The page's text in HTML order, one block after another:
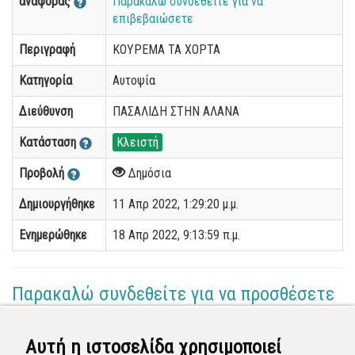
Αυτή η ιστοσελίδα χρησιμοποιεί
επιβεβαιώσετε
Περιγραφή ΚΟΥΡΕΜΑ ΤΑ ΧΟΡΤΑ
Κατηγορία Αυτοψία
Διεύθυνση ΠΑΣΑΛΙΔΗ ΣΤΗΝ ΑΛΑΝΑ
Κατάσταση Κλειστή
Προβολή Δημόσια
Δημιουργήθηκε 11 Απρ 2022, 1:29:20 μ.μ.
Ενημερώθηκε 18 Απρ 2022, 9:13:59 π.μ.
Παρακαλώ συνδεθείτε για να προσθέσετε